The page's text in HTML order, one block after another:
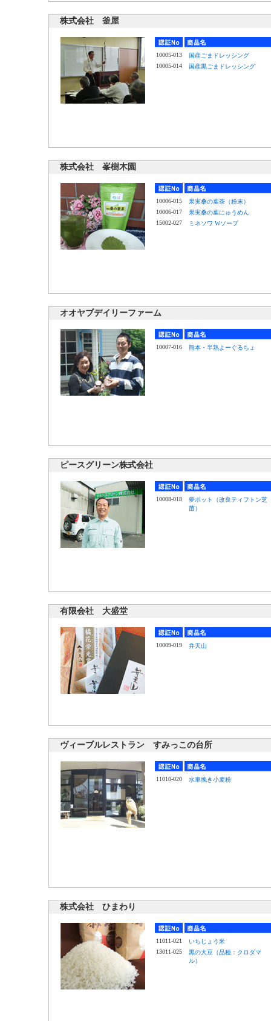
株式会社 釜屋
10005-013
国産ごまドレッシング
10005-014
国産黒ごまドレッシング
株式会社 峯樹木園
10006-015
果実桑の葉茶（粉末）
10006-017
果実桑の葉にゅうめん
15002-027
ミネソワ Wソープ
オオヤブデイリーファーム
10007-016 熊本・半熟よーぐるちょ
ピースグリーン株式会社
10008-018
夢ポット（改良ティフトン芝
苗）
有限会社 大盛堂
10009-019 弁天山
ヴィーブルレストラン すみっこの台所
11010-020 水車挽き小麦粉
株式会社 ひまわり
11011-021
いちじょう米
13011-025
黒の大豆（品種：クロダマ
ル）